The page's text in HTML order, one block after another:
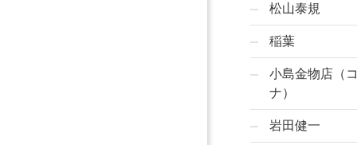
松山泰規
稲葉
小島金物店（
ナ）
岩田健一